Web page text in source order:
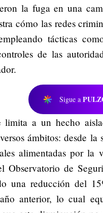
la fuga en una
cómo las redes
tácticas
de las
Sigue a
limita a un hecho
ámbitos: desde
alimentadas por la
Observatorio de
una reducción del
anterior, lo cual